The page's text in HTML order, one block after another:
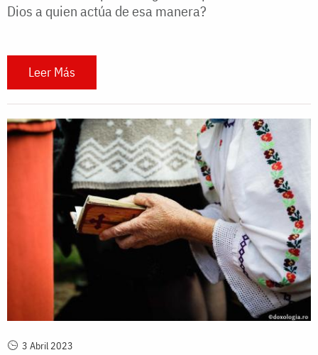
Dios a quien actúa de esa manera?
Leer Más
3 Abril 2023